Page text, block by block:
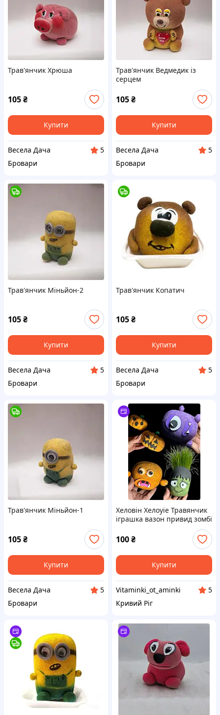
Трав'янчик Хрюша
105₴
Купити
Весела Дача
5
Бровари
Трав'янчик Ведмедик із
серцем
105₴
Купити
Весела Дача
5
Бровари
Трав'янчик Міньйон-2
105₴
Купити
Весела Дача
5
Бровари
Трав'янчик Копатич
105₴
Купити
Весела Дача
5
Бровари
Трав'янчик Міньйон-1
105₴
Купити
Весела Дача
5
Бровари
Хеловін Хелоуіе Травянчик
іграшка вазон привид зомбі
тиква
100₴
Купити
Vitaminki_ot_aminki
5
Кривий Ріг